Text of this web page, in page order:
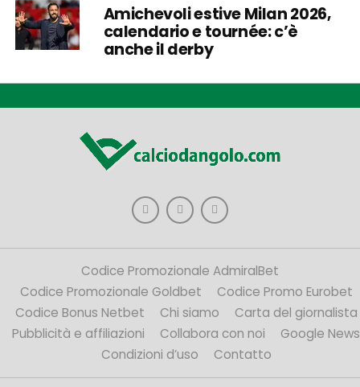
Amichevoli estive Milan 2026,
calendario e tournée: c’è
anche il derby
Codice Promozionale AdmiralBet
Codice Promozionale Goldbet
Codice Promo Eurobet
Codice Bonus Netbet
Chi siamo
Carta del giornalista
Pubblicità e affiliazioni
Collabora con noi
Google News
Condizioni d’uso
Contatto